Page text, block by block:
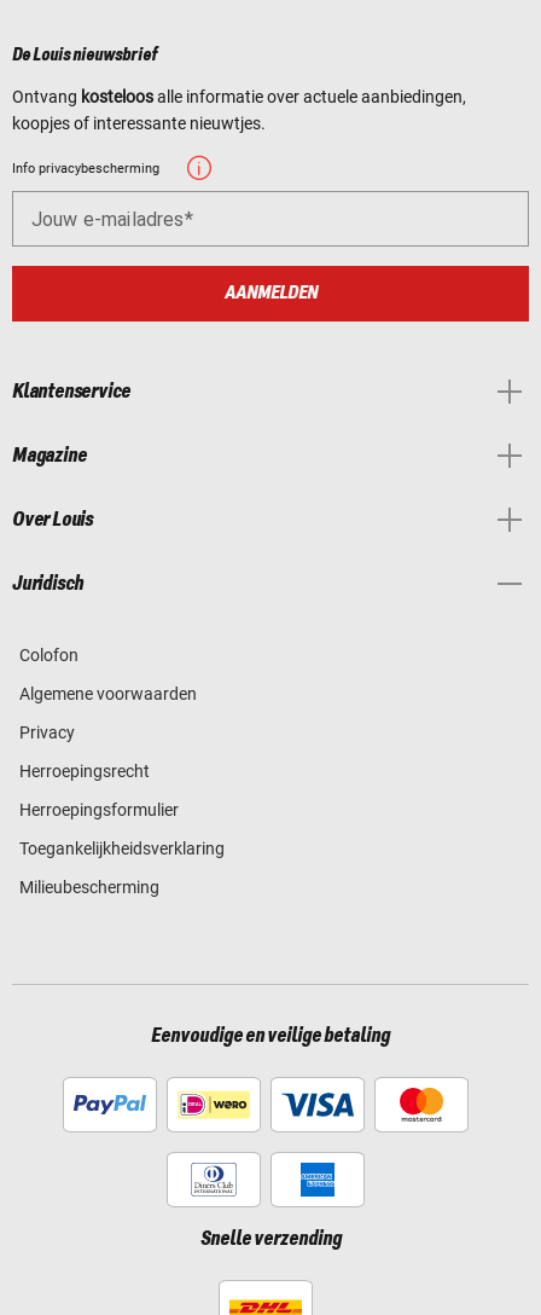
De Louis nieuwsbrief
Ontvang kosteloosalle informatie over actuele aanbiedingen,
koopjes of interessante nieuwtjes.
Info privacybescherming
Jouw e-mailadres
AANMELDEN
Klantenservice
Magazine
Over Louis
Juridisch
Colofon
Algemene voorwaarden
Privacy
Herroepingsrecht
Herroepingsformulier
Toegankelijkheidsverklaring
Milieubescherming
Eenvoudige en veilige betaling
Snelle verzending